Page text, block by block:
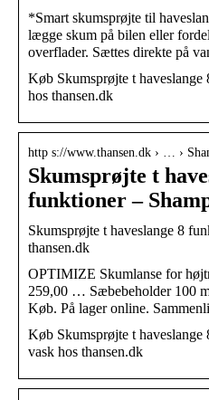
*Smart skumsprøjte til
lægge skum på bilen eller
overflader. Sættes direkte på
Køb Skumsprøjte t
hos thansen.dk
http s://www.thansen.dk › … ›
Skumsprøjte t
funktioner –
Skumsprøjte t haveslange 8
thansen.dk
OPTIMIZE Skumlanse for
259,00 … Sæbebeholder 100
Køb. På lager online.
Køb Skumsprøjte t
vask hos thansen.dk